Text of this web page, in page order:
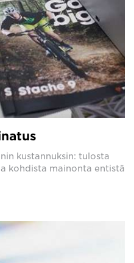
kustannuksin: tulosta
kohdista mainonta entistä